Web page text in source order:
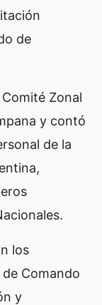
de
Zonal
y contó
de la
los
Comando
y